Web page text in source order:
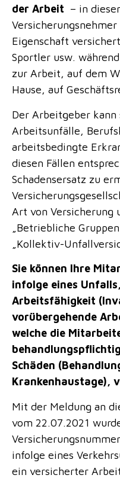
der Arbeit – in
Eigenschaft
Sportler usw.
zur Arbeit, auf dem
Hause, auf
Der Arbeitgeber
Arbeitsunfälle,
arbeitsbedingte
diesen Fällen
Schadensersatz zu
Art von Versicherung
„Betriebliche
„Kollektiv-
Sie können Ihre
infolge eines
Arbeitsfähigkeit
vorübergehende
welche die
Schäden
Krankenhaustage),
Mit der Meldung an
vom 22.07.2021
infolge eines
ein versicherter